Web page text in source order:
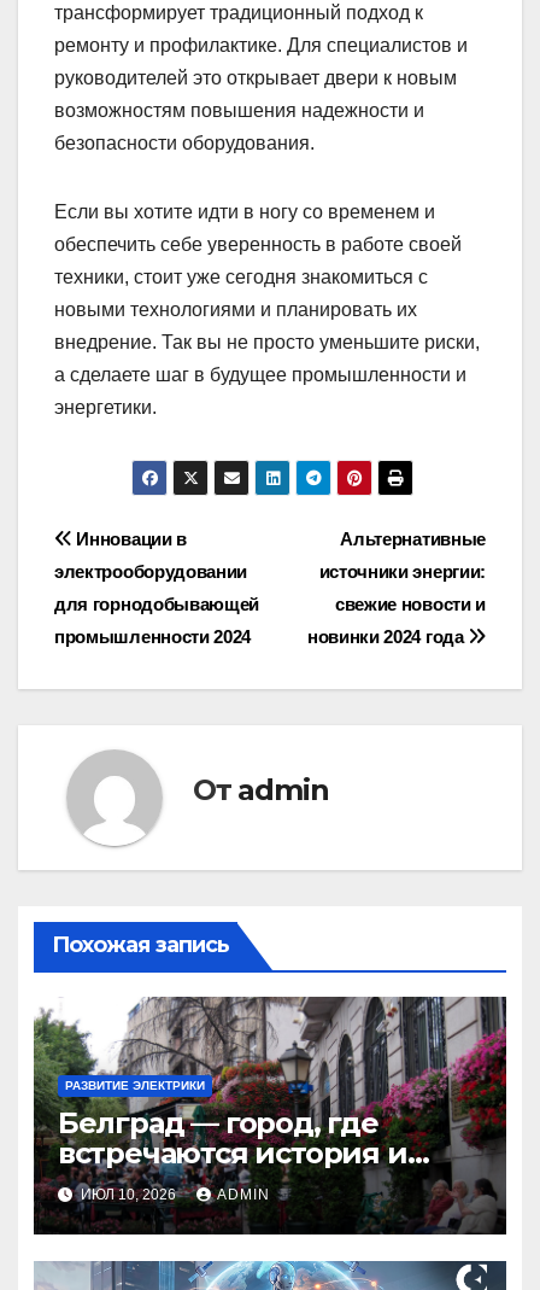
трансформирует традиционный подход к
ремонту и профилактике. Для специалистов и
руководителей это открывает двери к новым
возможностям повышения надежности и
безопасности оборудования.
Если вы хотите идти в ногу со временем и
обеспечить себе уверенность в работе своей
техники, стоит уже сегодня знакомиться с
новыми технологиями и планировать их
внедрение. Так вы не просто уменьшите риски,
а сделаете шаг в будущее промышленности и
энергетики.
Навигация
по
записям
Альтернативные
источники энергии:
свежие новости и
новинки 2024 года
Инновации в
электрооборудовании
для горнодобывающей
промышленности 2024
От admin
Похожая запись
РАЗВИТИЕ ЭЛЕКТРИКИ
Белград — город, где
встречаются история и
современность
ИЮЛ 10, 2026 ADMIN